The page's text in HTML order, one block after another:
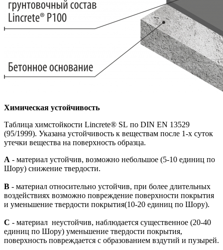
Химическая устойчивость
Таблица химстойкости Lincrete® SL по DIN EN 13529
(95/1999). Указана устойчивость к веществам после 1-х суток
утечки вещества на поверхность образца.
A - материал устойчив, возможно небольшое (5-10 единиц по
Шору) снижение твердости.
В - материал относительно устойчив, при более длительных
воздействиях возможно повреждение поверхности покрытия
и уменьшение твердости покрытия(10-20 единиц по Шору).
С - материал неустойчив, наблюдается существенное (20-40
единиц по Шору) уменьшение твердости покрытия,
поверхность повреждается с образованием вздутий и пузырей.